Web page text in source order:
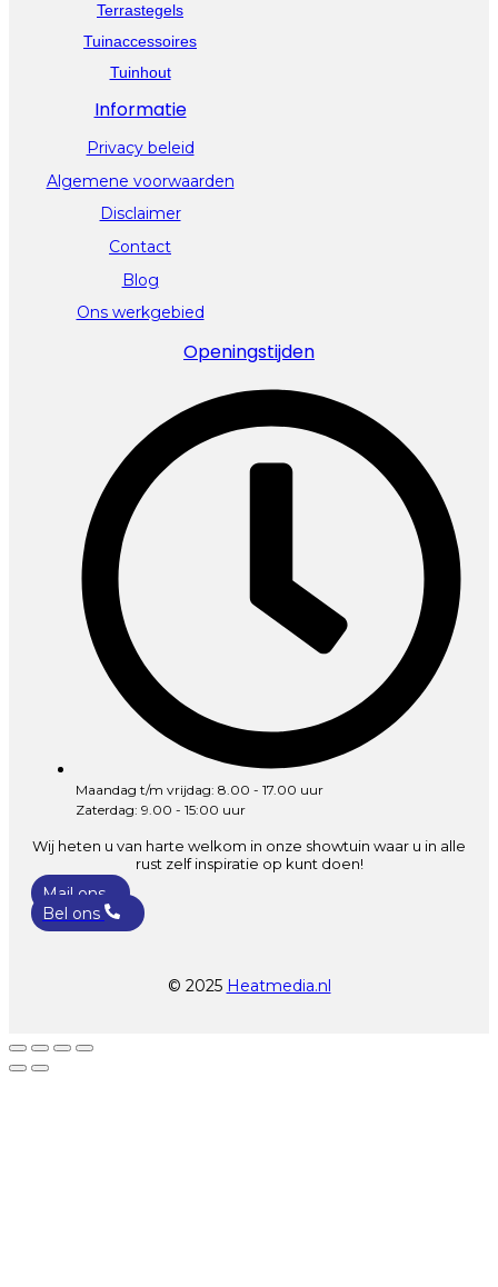
Terrastegels
Tuinaccessoires
Tuinhout
Informatie
Privacy beleid
Algemene voorwaarden
Disclaimer
Contact
Blog
Ons werkgebied
Openingstijden
Maandag t/m vrijdag: 8.00 - 17.00 uur
Zaterdag: 9.00 - 15:00 uur
Wij heten u van harte welkom in onze showtuin waar u in alle
rust zelf inspiratie op kunt doen!
Mail ons
Bel ons
© 2025 Heatmedia.nl